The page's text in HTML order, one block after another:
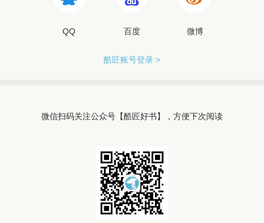
QQ 百度 微博
酷匠账号登录 >
微信扫码关注公众号【酷匠好书】，方便下次阅读